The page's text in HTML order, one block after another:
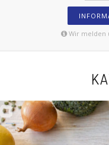
Wir melden